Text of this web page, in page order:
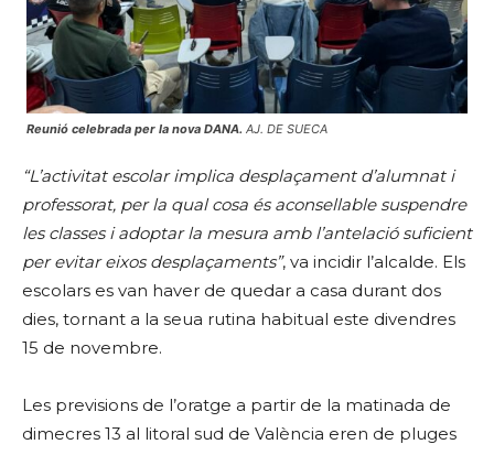
Reunió celebrada per la nova DANA. AJ. DE SUECA
“L’activitat escolar implica desplaçament d’alumnat i
professorat, per la qual cosa és aconsellable suspendre
les classes i adoptar la mesura amb l’antelació suficient
per evitar eixos desplaçaments”, va incidir l’alcalde. Els
escolars es van haver de quedar a casa durant dos
dies, tornant a la seua rutina habitual este divendres
15 de novembre.
Les previsions de l’oratge a partir de la matinada de
dimecres 13 al litoral sud de València eren de pluges